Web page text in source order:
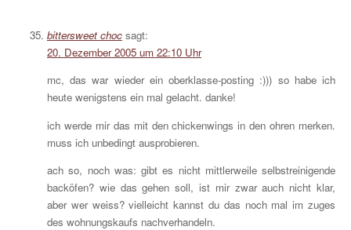
bittersweet choc sagt:
20. Dezember 2005 um 22:10 Uhr
mc, das war wieder ein oberklasse-posting :))) so habe ich
heute wenigstens ein mal gelacht. danke!
ich werde mir das mit den chickenwings in den ohren merken.
muss ich unbedingt ausprobieren.
ach so, noch was: gibt es nicht mittlerweile selbstreinigende
backöfen? wie das gehen soll, ist mir zwar auch nicht klar,
aber wer weiss? vielleicht kannst du das noch mal im zuges
des wohnungskaufs nachverhandeln.